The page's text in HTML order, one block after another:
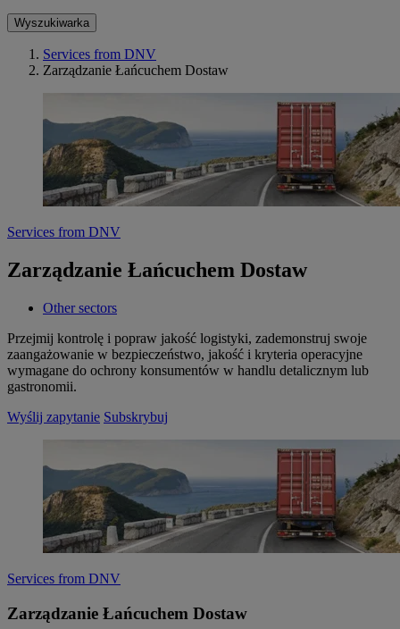
Wyszukiwarka
Services from DNV
Zarządzanie Łańcuchem Dostaw
Services from DNV
Zarządzanie Łańcuchem Dostaw
Other sectors
Przejmij kontrolę i popraw jakość logistyki, zademonstruj swoje
zaangażowanie w bezpieczeństwo, jakość i kryteria operacyjne
wymagane do ochrony konsumentów w handlu detalicznym lub
gastronomii.
Wyślij zapytanie Subskrybuj
Services from DNV
Zarządzanie Łańcuchem Dostaw